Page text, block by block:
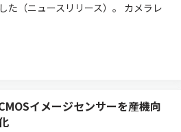
た（ニュースリリース）。 カメラレ
イメージセンサーを産機向